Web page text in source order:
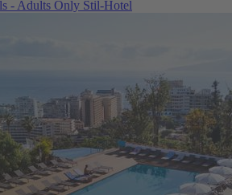
- Adults Only Stil-Hotel